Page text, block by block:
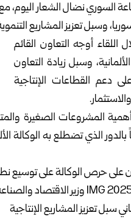
السوري
وسبل تعزيز المشاريع
اللقاء أوجه التعاون القائم
وسبل زيادة التعاون
دعم القطاعات الإنتاجية
المشروعات الصغيرة
بالدور الذي تضطلع به الوكالة
حرص الوكالة على توسيع